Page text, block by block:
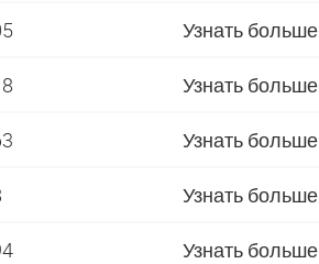
Узнать больше
Узнать больше
Узнать больше
Узнать больше
Узнать больше